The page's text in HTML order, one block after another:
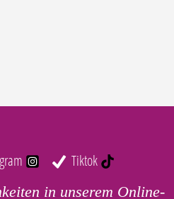
Tiktok
in unserem Online-